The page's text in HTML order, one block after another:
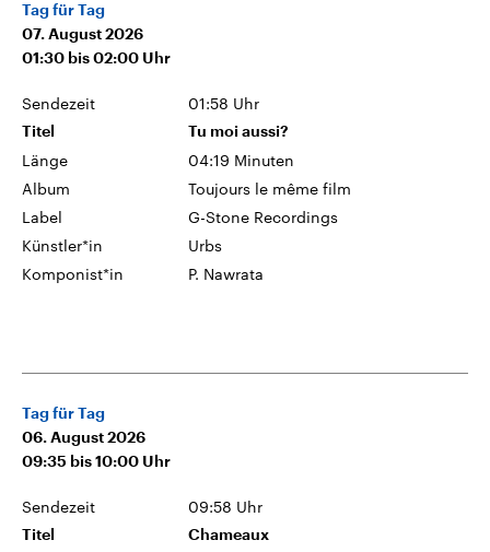
Tag für Tag
07. August 2026
01:30 bis 02:00 Uhr
Sendezeit 01:58 Uhr
Titel Tu moi aussi?
Länge
04:19 Minuten
Album
Toujours le même film
Label
G-Stone Recordings
Künstler*in
Urbs
Komponist*in
P. Nawrata
Tag für Tag
06. August 2026
09:35 bis 10:00 Uhr
Sendezeit 09:58 Uhr
Titel Chameaux